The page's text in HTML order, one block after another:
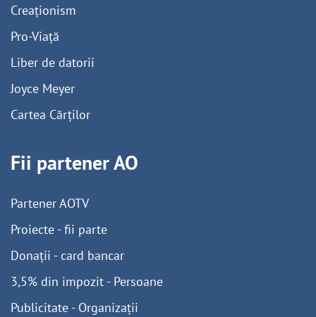
Creaționism
Pro-Viață
Liber de datorii
Joyce Meyer
Cartea Cărților
Fii partener AO
Partener AOTV
Proiecte - fii parte
Donații - card bancar
3,5% din impozit - Persoane
Publicitate - Organizații